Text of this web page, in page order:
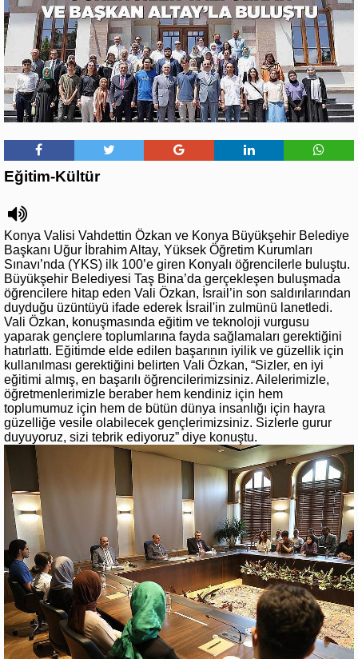
Eğitim-Kültür
Konya Valisi Vahdettin Özkan ve Konya Büyükşehir Belediye
Başkanı Uğur İbrahim Altay, Yüksek Öğretim Kurumları
Sınavı’nda (YKS) ilk 100’e giren Konyalı öğrencilerle buluştu.
Büyükşehir Belediyesi Taş Bina’da gerçekleşen buluşmada
öğrencilere hitap eden Vali Özkan, İsrail’in son saldırılarından
duyduğu üzüntüyü ifade ederek İsrail'in zulmünü lanetledi.
Vali Özkan, konuşmasında eğitim ve teknoloji vurgusu
yaparak gençlere toplumlarına fayda sağlamaları gerektiğini
hatırlattı. Eğitimde elde edilen başarının iyilik ve güzellik için
kullanılması gerektiğini belirten Vali Özkan, “Sizler, en iyi
eğitimi almış, en başarılı öğrencilerimizsiniz. Ailelerimizle,
öğretmenlerimizle beraber hem kendiniz için hem
toplumumuz için hem de bütün dünya insanlığı için hayra
güzelliğe vesile olabilecek gençlerimizsiniz. Sizlerle gurur
duyuyoruz, sizi tebrik ediyoruz” diye konuştu.